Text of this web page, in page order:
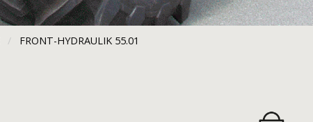
CURRENT:
FRONT-HYDRAULIK 55.01